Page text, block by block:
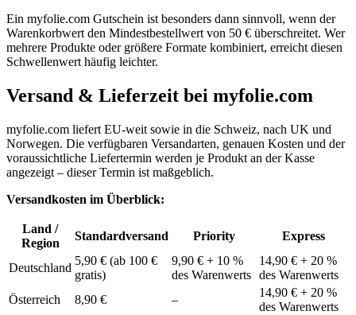
Ein myfolie.com Gutschein ist besonders dann sinnvoll, wenn der
Warenkorbwert den Mindestbestellwert von 50 € überschreitet. Wer
mehrere Produkte oder größere Formate kombiniert, erreicht diesen
Schwellenwert häufig leichter.
Versand & Lieferzeit bei myfolie.com
myfolie.com liefert EU-weit sowie in die Schweiz, nach UK und
Norwegen. Die verfügbaren Versandarten, genauen Kosten und der
voraussichtliche Liefertermin werden je Produkt an der Kasse
angezeigt – dieser Termin ist maßgeblich.
Versandkosten im Überblick:
Land /
Region
Standardversand Priority Express
Deutschland
5,90 € (ab 100 €
gratis)
9,90 € + 10 %
des Warenwerts
14,90 € + 20 %
des Warenwerts
Österreich
8,90 € –
14,90 € + 20 %
des Warenwerts